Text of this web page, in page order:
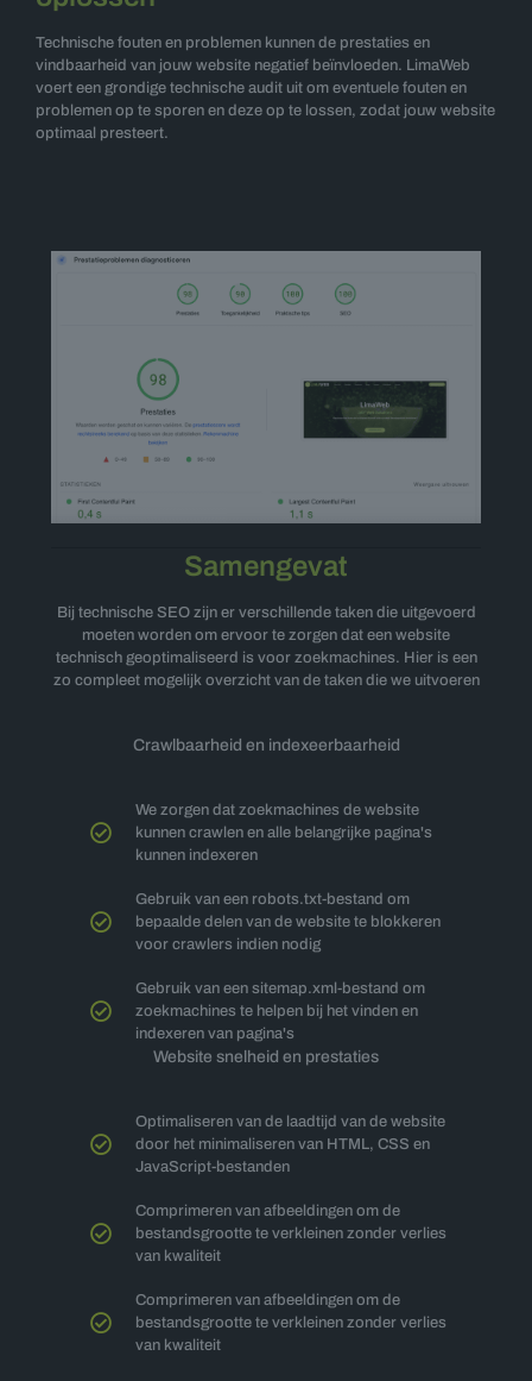
Technische fouten en problemen kunnen de prestaties en
vindbaarheid van jouw website negatief beïnvloeden. LimaWeb
voert een grondige technische audit uit om eventuele fouten en
problemen op te sporen en deze op te lossen, zodat jouw website
optimaal presteert.
Samengevat
Bij technische SEO zijn er verschillende taken die uitgevoerd
moeten worden om ervoor te zorgen dat een website
technisch geoptimaliseerd is voor zoekmachines. Hier is een
zo compleet mogelijk overzicht van de taken die we uitvoeren
Crawlbaarheid en indexeerbaarheid
We zorgen dat zoekmachines de website
kunnen crawlen en alle belangrijke pagina's
kunnen indexeren
Gebruik van een robots.txt-bestand om
bepaalde delen van de website te blokkeren
voor crawlers indien nodig
Gebruik van een sitemap.xml-bestand om
zoekmachines te helpen bij het vinden en
indexeren van pagina's
Website snelheid en prestaties
Optimaliseren van de laadtijd van de website
door het minimaliseren van HTML, CSS en
JavaScript-bestanden
Comprimeren van afbeeldingen om de
bestandsgrootte te verkleinen zonder verlies
van kwaliteit
Comprimeren van afbeeldingen om de
bestandsgrootte te verkleinen zonder verlies
van kwaliteit